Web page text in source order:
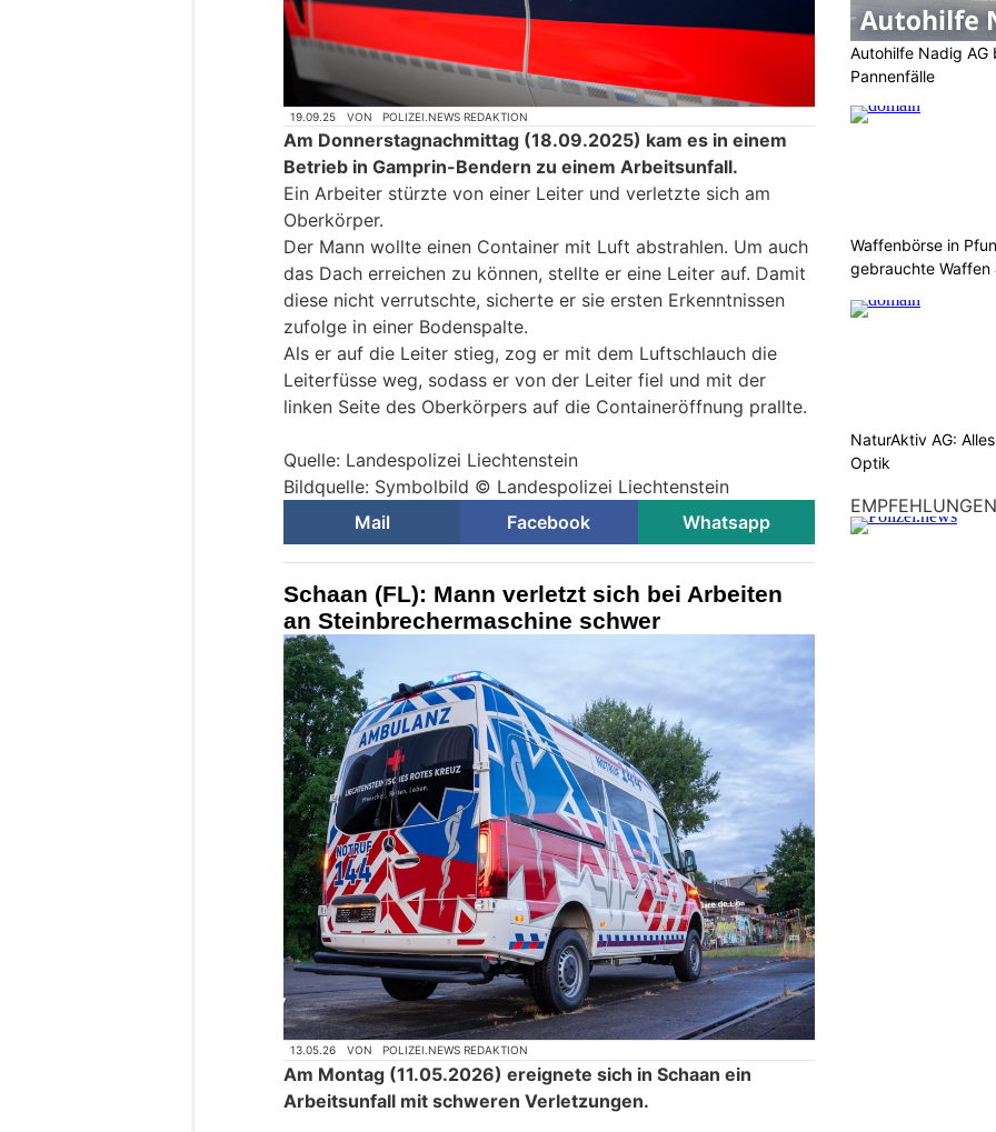
19.09.25 VON POLIZEI.NEWS REDAKTION
Am Donnerstagnachmittag (18.09.2025) kam es in einem
Betrieb in Gamprin-Bendern zu einem Arbeitsunfall.
Ein Arbeiter stürzte von einer Leiter und verletzte sich am
Oberkörper.
Der Mann wollte einen Container mit Luft abstrahlen. Um auch
das Dach erreichen zu können, stellte er eine Leiter auf. Damit
diese nicht verrutschte, sicherte er sie ersten Erkenntnissen
zufolge in einer Bodenspalte.
Als er auf die Leiter stieg, zog er mit dem Luftschlauch die
Leiterfüsse weg, sodass er von der Leiter fiel und mit der
linken Seite des Oberkörpers auf die Containeröffnung prallte.
Quelle: Landespolizei Liechtenstein
Bildquelle: Symbolbild © Landespolizei Liechtenstein
Mail
Facebook Whatsapp
Schaan (FL): Mann verletzt sich bei Arbeiten
an Steinbrechermaschine schwer
13.05.26 VON POLIZEI.NEWS REDAKTION
Am Montag (11.05.2026) ereignete sich in Schaan ein
Arbeitsunfall mit schweren Verletzungen.
Autohilfe Nadig AG
Pannenfälle
Waffenbörse in
gebrauchte Waffen
NaturAktiv AG:
Optik
EMPFEHLUNGEN